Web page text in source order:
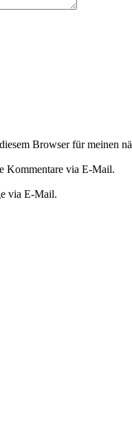
Browser für meinen
Kommentare via E-Mail.
via E-Mail.